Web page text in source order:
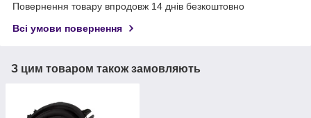
Повернення товару впродовж 14 днів безкоштовно
Всі умови повернення
З цим товаром також замовляють